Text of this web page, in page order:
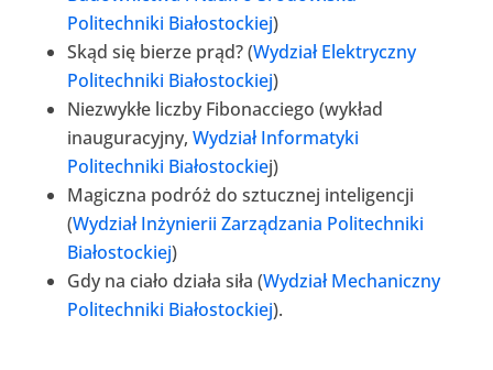
Politechniki Białostockiej)
Skąd się bierze prąd? (Wydział Elektryczny
Politechniki Białostockiej)
Niezwykłe liczby Fibonacciego (wykład
inauguracyjny, Wydział Informatyki
Politechniki Białostockiej)
Magiczna podróż do sztucznej inteligencji
(Wydział Inżynierii Zarządzania Politechniki
Białostockiej)
Gdy na ciało działa siła (Wydział Mechaniczny
Politechniki Białostockiej).